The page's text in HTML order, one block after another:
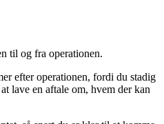
til og fra operationen.
efter operationen, fordi du stadig
lave en aftale om, hvem der kan